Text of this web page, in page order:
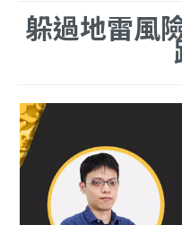
躲過地雷風